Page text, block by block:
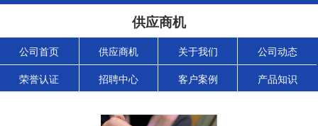
供应商机
公司首页 供应商机 关于我们 公司动态
荣誉认证 招聘中心 客户案例 产品知识